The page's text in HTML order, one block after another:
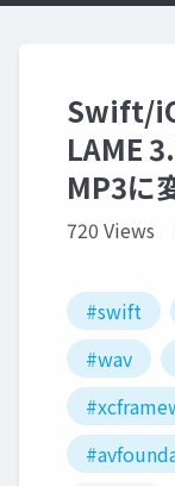
Swift/
LAME
MP3に
720 Views
#swift
#wav